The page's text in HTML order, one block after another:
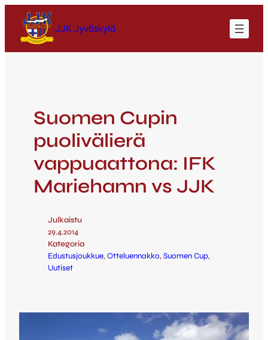
JJK Jyväskylä
Suomen Cupin
puolivälierä
vappuaattona: IFK
Mariehamn vs JJK
Julkaistu
29.4.2014
Kategoria
Edustusjoukkue, Otteluennakko, Suomen Cup
Uutiset